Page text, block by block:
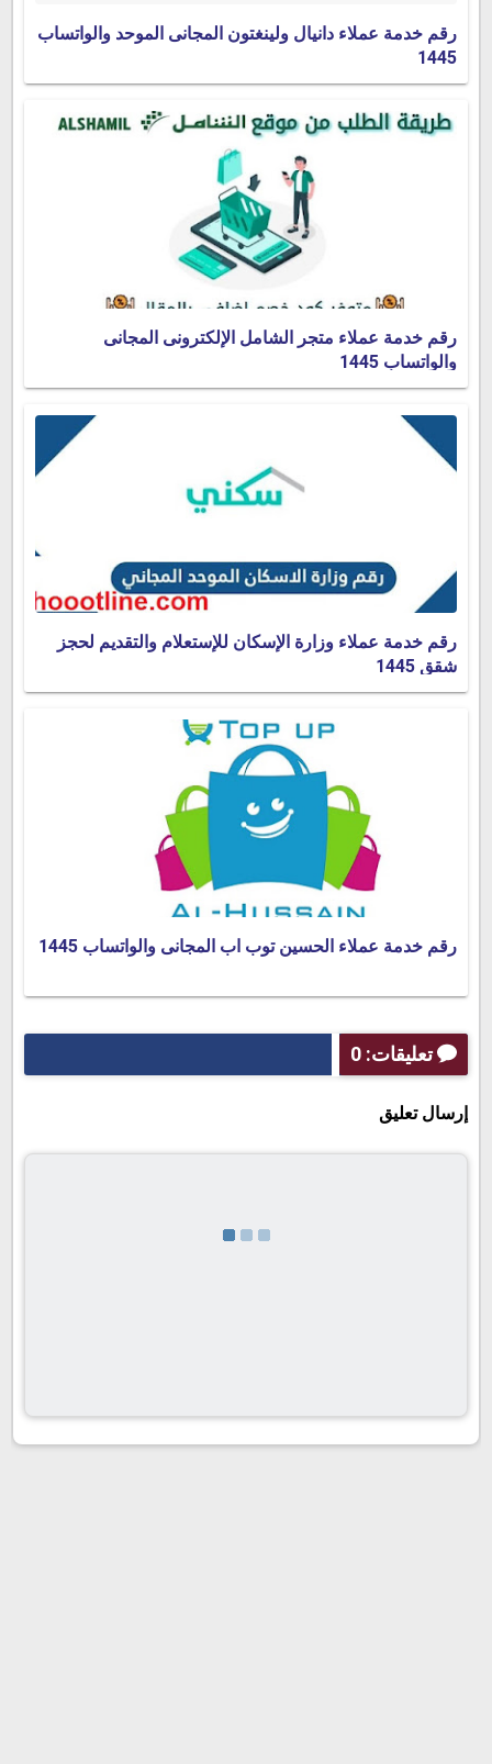
رقم خدمة عملاء دانيال ولينغتون المجانى الموحد والواتساب
1445
رقم خدمة عملاء متجر الشامل الإلكترونى المجانى
والواتساب 1445
رقم خدمة عملاء وزارة الإسكان للإستعلام والتقديم لحجز
شقق 1445
رقم خدمة عملاء الحسين توب اب المجانى والواتساب 1445
تعليقات: 0
إرسال تعليق